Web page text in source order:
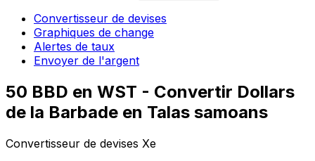
Convertisseur de devises
Graphiques de change
Alertes de taux
Envoyer de l'argent
50 BBD en WST - Convertir Dollars
de la Barbade en Talas samoans
Convertisseur de devises Xe